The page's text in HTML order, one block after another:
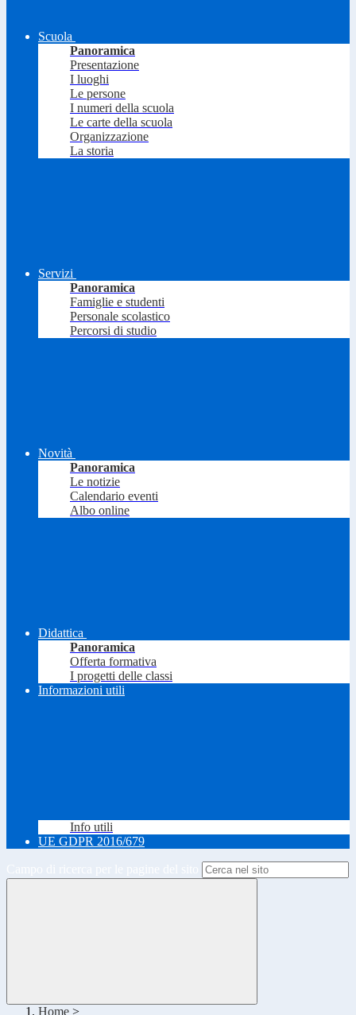
Scuola
Panoramica
Presentazione
I luoghi
Le persone
I numeri della scuola
Le carte della scuola
Organizzazione
La storia
Servizi
Panoramica
Famiglie e studenti
Personale scolastico
Percorsi di studio
Novità
Panoramica
Le notizie
Calendario eventi
Albo online
Didattica
Panoramica
Offerta formativa
I progetti delle classi
Informazioni utili
Info utili
UE GDPR 2016/679
Home >